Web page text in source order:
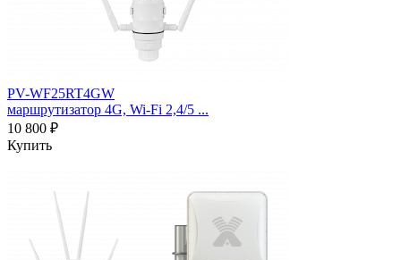
PV-WF25RT4GW
маршрутизатор 4G, Wi-Fi 2,4/5 ...
10 800 ₽
Купить